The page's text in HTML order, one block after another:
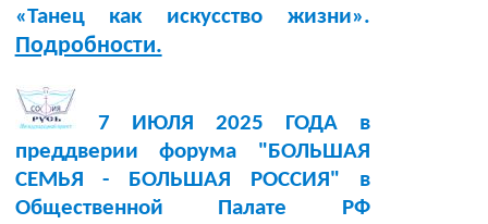
«Танец как искусство жизни».
Подробности.
7 ИЮЛЯ 2025 ГОДА в
преддверии форума "БОЛЬШАЯ
СЕМЬЯ - БОЛЬШАЯ РОССИЯ" в
Общественной Палате РФ